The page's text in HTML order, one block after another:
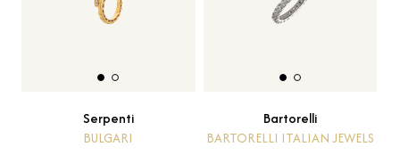
Serpenti
BULGARI
Bartorelli
BARTORELLI ITALIAN JEWELS